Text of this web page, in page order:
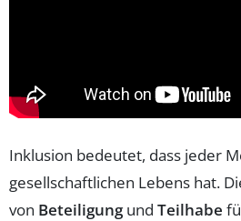
Inklusion bedeutet, dass jeder
gesellschaftlichen Lebens hat.
von Beteiligungund Teilhabe